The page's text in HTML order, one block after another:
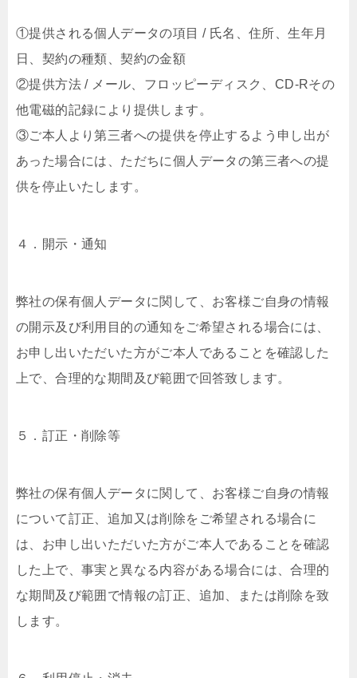
①提供される個人データの項目 / 氏名、住所、生年月
日、契約の種類、契約の金額
②提供方法 / メール、フロッピーディスク、CD-Rその
他電磁的記録により提供します。
③ご本人より第三者への提供を停止するよう申し出が
あった場合には、ただちに個人データの第三者への提
供を停止いたします。
４．開示・通知
弊社の保有個人データに関して、お客様ご自身の情報
の開示及び利用目的の通知をご希望される場合には、
お申し出いただいた方がご本人であることを確認した
上で、合理的な期間及び範囲で回答致します。
５．訂正・削除等
弊社の保有個人データに関して、お客様ご自身の情報
について訂正、追加又は削除をご希望される場合に
は、お申し出いただいた方がご本人であることを確認
した上で、事実と異なる内容がある場合には、合理的
な期間及び範囲で情報の訂正、追加、または削除を致
します。